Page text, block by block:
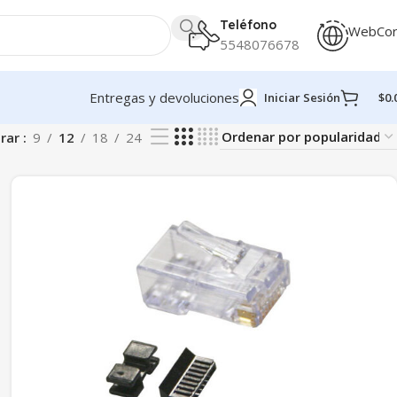
Teléfono
5548076678
Entregas y devoluciones Iniciar Sesión $
9 12 18 24